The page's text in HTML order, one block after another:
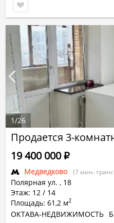
Продается 3-
Медведково (7 мин.
Полярная ул. , 18
Этаж: 12 / 14
Площадь: 61,2 м2
19 400 000Р
ОКТАВА-НЕДВИЖИМОСТЬ
1/26